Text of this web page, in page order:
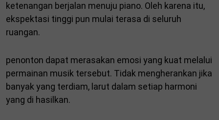
ketenangan berjalan menuju piano. Oleh karena itu,
ekspektasi tinggi pun mulai terasa di seluruh
ruangan.
penonton dapat merasakan emosi yang kuat melalui
permainan musik tersebut. Tidak mengherankan jika
banyak yang terdiam, larut dalam setiap harmoni
yang di hasilkan.